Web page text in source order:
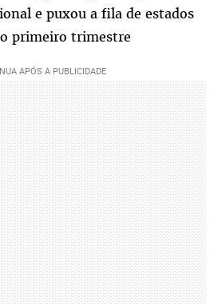
e puxou a fila de estados
primeiro trimestre